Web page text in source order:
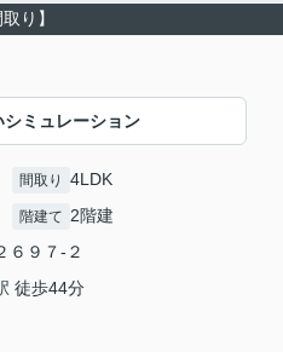
取り】
シミュレーション
間取り 4LDK
階建て 2階建
６９７-２
徒歩44分